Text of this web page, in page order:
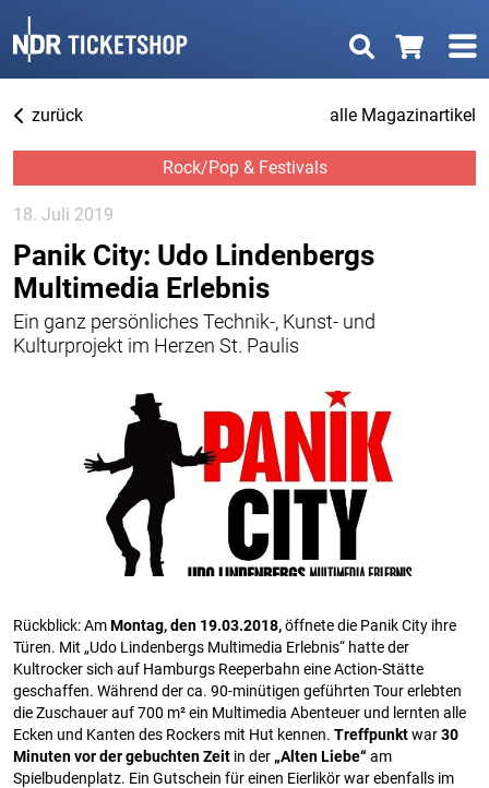
zurück alle Magazinartikel
18. Juli 2019
Rock/Pop & Festivals
Panik City: Udo Lindenbergs
Multimedia Erlebnis
Ein ganz persönliches Technik-, Kunst- und
Kulturprojekt im Herzen St. Paulis
Rückblick: AmMontag, den 19.03.2018,öffnete die Panik City ihre
Türen. Mit „Udo Lindenbergs Multimedia Erlebnis“ hatte der
Kultrocker sich auf Hamburgs Reeperbahn eine Action-Stätte
geschaffen. Während der ca. 90-minütigen geführten Tour erlebten
die Zuschauer auf 700 m² ein Multimedia Abenteuer und lernten alle
Ecken und Kanten des Rockers mit Hut kennen. Treffpunktwar30
Minuten vor der gebuchten Zeit in der „Alten Liebe“am
Spielbudenplatz. Ein Gutschein für einen Eierlikör war ebenfalls im